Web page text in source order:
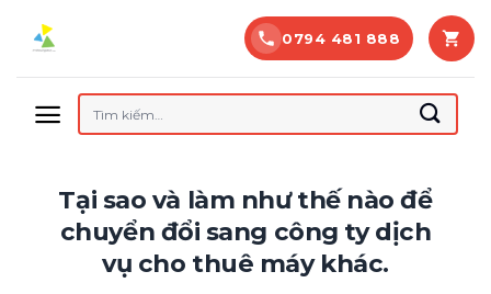
0794 481 888
Tìm
kiếm:
Tại sao và làm như thế nào để
chuyển đổi sang công ty dịch
vụ cho thuê máy khác.